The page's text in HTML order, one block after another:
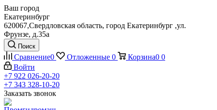
Ваш город
Екатеринбург
620067,Свердловская область, город Екатеринбург ,ул.
Фрунзе, д.35а
Поиск
Сравнение0 Отложенные 0 Корзина0 0
Войти
+7 922 026-20-20
+7 343 328-10-20
Заказать звонок